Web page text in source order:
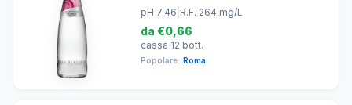
pH 7.46 R.F. 264 mg/L
da €0,66
cassa 12 bott.
Popolare: Roma